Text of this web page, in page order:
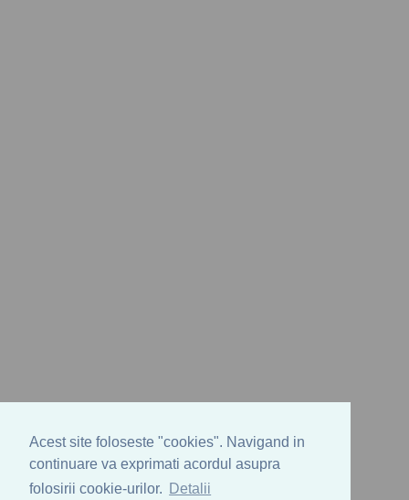
Acest site foloseste "cookies". Navigand in
continuare va exprimati acordul asupra
folosirii cookie-urilor.
Detalii